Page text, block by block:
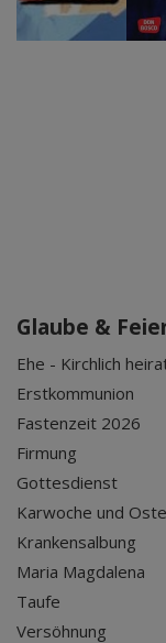
Glaube &
Ehe - Kirchlich
Erstkommunion
Fastenzeit 2026
Firmung
Gottesdienst
Karwoche und
Krankensalbung
Maria Magdalena
Taufe
Versöhnung